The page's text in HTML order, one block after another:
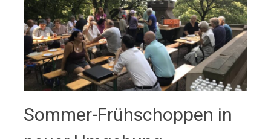
Sommer-Frühschoppen in